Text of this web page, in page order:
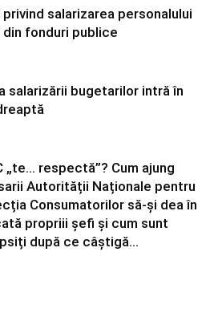
privind salarizarea personalului
fonduri publice
salarizării bugetarilor intră în
„te… respectă”? Cum ajung
Autorității Naționale pentru
Consumatorilor să-și dea în
propriii șefi și cum sunt
după ce câștigă...